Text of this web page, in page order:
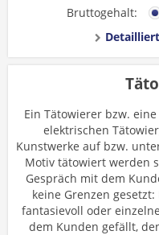
Bruttogehalt:
Ein Tätowierer bzw.
elektrischen
Kunstwerke auf bzw.
Motiv tätowiert werden
Gespräch mit dem
keine Grenzen
fantasievoll oder
dem Kunden gefällt,